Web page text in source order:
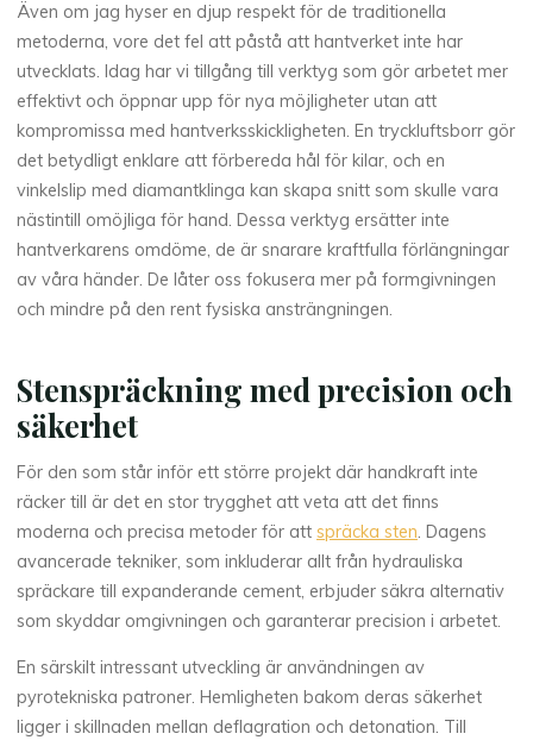
Även om jag hyser en djup respekt för de traditionella
metoderna, vore det fel att påstå att hantverket inte har
utvecklats. Idag har vi tillgång till verktyg som gör arbetet mer
effektivt och öppnar upp för nya möjligheter utan att
kompromissa med hantverksskickligheten. En tryckluftsborr gör
det betydligt enklare att förbereda hål för kilar, och en
vinkelslip med diamantklinga kan skapa snitt som skulle vara
nästintill omöjliga för hand. Dessa verktyg ersätter inte
hantverkarens omdöme, de är snarare kraftfulla förlängningar
av våra händer. De låter oss fokusera mer på formgivningen
och mindre på den rent fysiska ansträngningen.
Stenspräckning med precision och
säkerhet
För den som står inför ett större projekt där handkraft inte
räcker till är det en stor trygghet att veta att det finns
moderna och precisa metoder för attspräcka sten. Dagens
avancerade tekniker, som inkluderar allt från hydrauliska
spräckare till expanderande cement, erbjuder säkra alternativ
som skyddar omgivningen och garanterar precision i arbetet.
En särskilt intressant utveckling är användningen av
pyrotekniska patroner. Hemligheten bakom deras säkerhet
ligger i skillnaden mellan deflagration och detonation. Till